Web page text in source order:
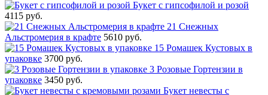
Букет с гипсофилой и розой
4115 руб.
21 Снежных
Альстромерия в крафте 5610 руб.
15 Ромашек Кустовых в
упаковке 3700 руб.
3 Розовые Гортензии в
упаковке 3450 руб.
Букет невесты с